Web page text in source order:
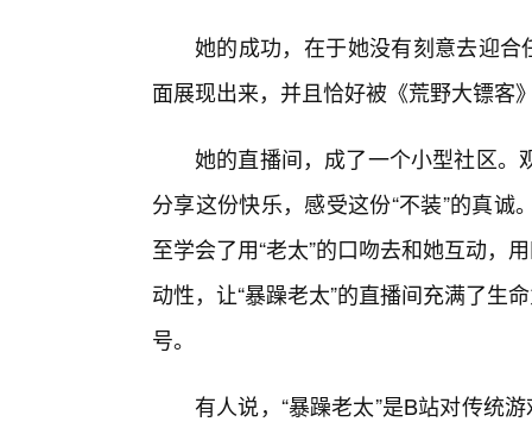
她的成功，在于她没有刻意去迎合
面展现出来，并且恰好被《荒野大镖客
她的直播间，成了一个小型社区。
分享这份快乐，感受这份“不装”的真
至学会了用“老太”的口吻去和她互动，
动性，让“暴躁老太”的直播间充满了生
号。
有人说，“暴躁老太”是B站对传统